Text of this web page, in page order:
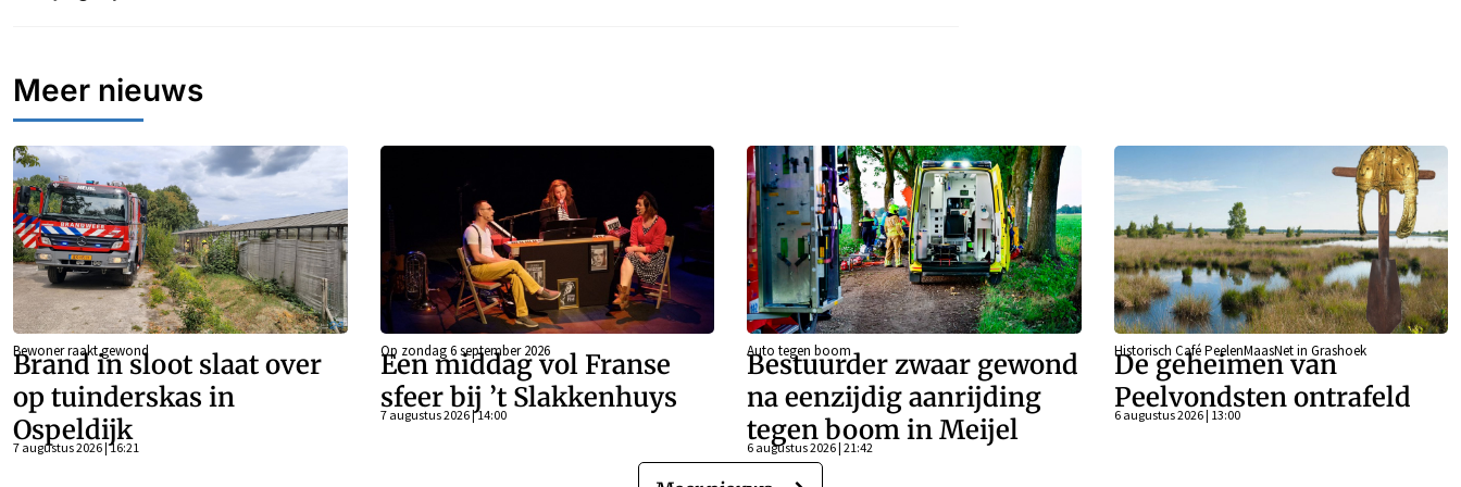
Meer nieuws
Bewoner raakt gewond
Brand in sloot slaat over
op tuinderskas in
Ospeldijk
7 augustus 2026 | 16:21
Op zondag 6 september 2026
Een middag vol Franse
sfeer bij ’t Slakkenhuys
7 augustus 2026 | 14:00
Auto tegen boom
Bestuurder zwaar gewond
na eenzijdig aanrijding
tegen boom in Meijel
6 augustus 2026 | 21:42
Historisch Café PeelenMaasNet in Grashoek
De geheimen van
Peelvondsten ontrafeld
6 augustus 2026 | 13:00